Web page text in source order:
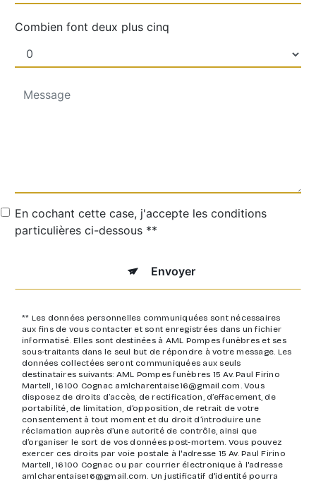
Combien font deux plus cinq
En cochant cette case, j'accepte les conditions
particulières ci-dessous **
Envoyer
** Les données personnelles communiquées sont nécessaires
aux fins de vous contacter et sont enregistrées dans un fichier
informatisé. Elles sont destinées à AML Pompes funèbres et ses
sous-traitants dans le seul but de répondre à votre message. Les
données collectées seront communiquées aux seuls
destinataires suivants: AML Pompes funèbres 15 Av. Paul Firino
Martell, 16100 Cognac amlcharentaise16@gmail.com. Vous
disposez de droits d’accès, de rectification, d’effacement, de
portabilité, de limitation, d’opposition, de retrait de votre
consentement à tout moment et du droit d’introduire une
réclamation auprès d’une autorité de contrôle, ainsi que
d’organiser le sort de vos données post-mortem. Vous pouvez
exercer ces droits par voie postale à l'adresse 15 Av. Paul Firino
Martell, 16100 Cognac ou par courrier électronique à l'adresse
amlcharentaise16@gmail.com. Un justificatif d'identité pourra